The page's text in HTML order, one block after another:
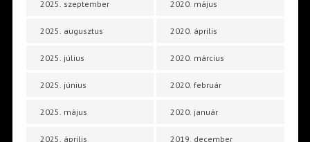
2025. szeptember
2025. augusztus
2025. július
2025. június
2025. május
2025. április
2020. május
2020. április
2020. március
2020. február
2020. január
2019. december